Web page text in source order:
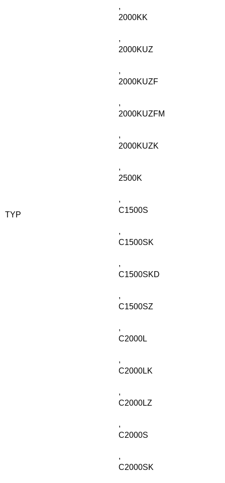
TYP
,
2000KK
,
2000KUZ
,
2000KUZF
,
2000KUZFM
,
2000KUZK
,
2500K
,
C1500S
,
C1500SK
,
C1500SKD
,
C1500SZ
,
C2000L
,
C2000LK
,
C2000LZ
,
C2000S
,
C2000SK